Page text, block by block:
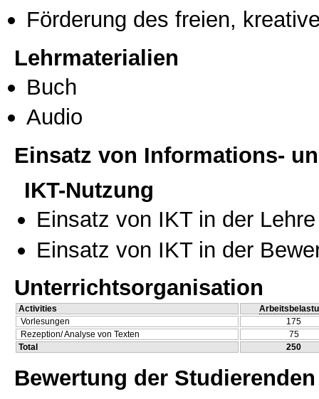
Förderung des freien,
Lehrmaterialien
Buch
Audio
Einsatz von Informations-
IKT-Nutzung
Einsatz von IKT in der Lehre
Einsatz von IKT in der
Unterrichtsorganisation
Activities
Vorlesungen
175
Rezeption/ Analyse von Texten
75
Total
250
Bewertung der Studierenden